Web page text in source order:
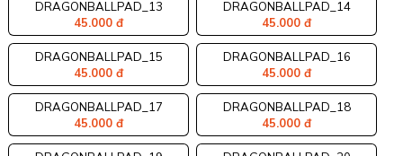
DRAGONBALLPAD_13
45.000 đ
DRAGONBALLPAD_14
45.000 đ
DRAGONBALLPAD_15
45.000 đ
DRAGONBALLPAD_16
45.000 đ
DRAGONBALLPAD_17
45.000 đ
DRAGONBALLPAD_18
45.000 đ